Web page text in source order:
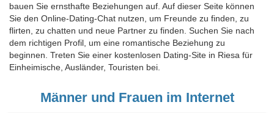
bauen Sie ernsthafte Beziehungen auf. Auf dieser Seite können
Sie den Online-Dating-Chat nutzen, um Freunde zu finden, zu
flirten, zu chatten und neue Partner zu finden. Suchen Sie nach
dem richtigen Profil, um eine romantische Beziehung zu
beginnen. Treten Sie einer kostenlosen Dating-Site in Riesa für
Einheimische, Ausländer, Touristen bei.
Männer und Frauen im Internet